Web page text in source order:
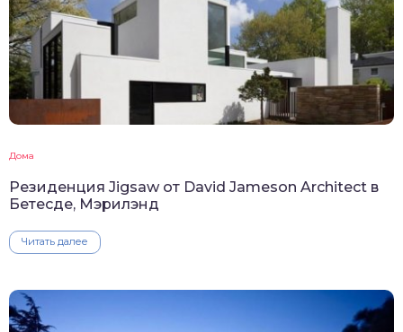
Дома
Резиденция Jigsaw от David Jameson Architect в
Бетесде, Мэрилэнд
Читать далее